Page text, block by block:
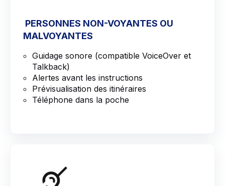
PERSONNES NON-VOYANTES OU
MALVOYANTES
Guidage sonore (compatible VoiceOver et
Talkback)
Alertes avant les instructions
Prévisualisation des itinéraires
Téléphone dans la poche